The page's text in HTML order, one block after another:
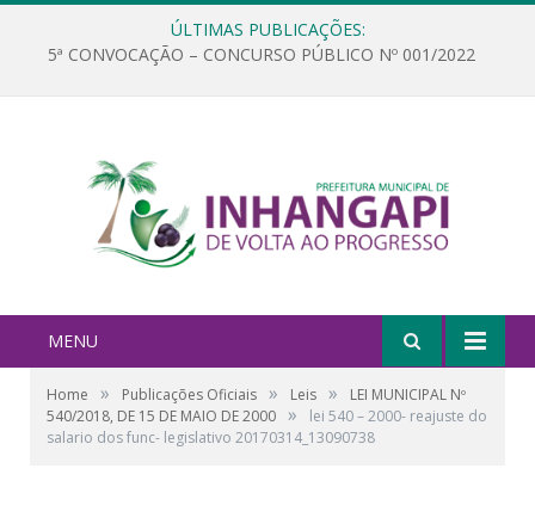
ÚLTIMAS PUBLICAÇÕES:
5ª CONVOCAÇÃO – CONCURSO PÚBLICO Nº 001/2022
MENU
Home » Publicações Oficiais » Leis »
LEI MUNICIPAL Nº
540/2018, DE 15 DE MAIO DE 2000 »
lei 540 – 2000- reajuste do
salario dos func- legislativo 20170314_13090738